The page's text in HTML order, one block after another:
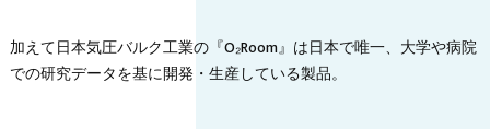
加えて日本気圧バルク工業の『O₂Room』は日本で唯一、大学や病院
での研究データを基に開発・生産している製品。